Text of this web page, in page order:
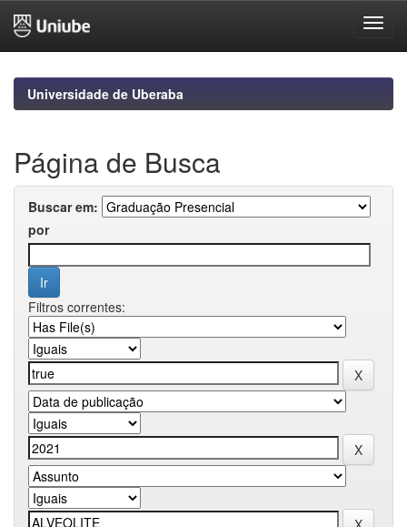
navigationUniversidade de Uberaba
Página de Busca
Buscar em:
por
Filtros correntes: